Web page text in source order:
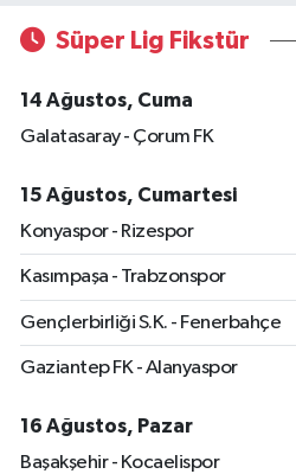
Süper Lig Fikstür
14 Ağustos, Cuma
Galatasaray - Çorum FK
15 Ağustos, Cumartesi
Konyaspor - Rizespor
Kasımpaşa - Trabzonspor
Gençlerbirliği S.K. - Fenerbahçe
Gaziantep FK - Alanyaspor
16 Ağustos, Pazar
Başakşehir - Kocaelispor